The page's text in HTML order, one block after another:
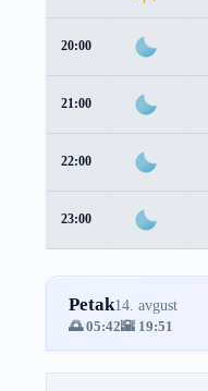
20:00
21:00
22:00
23:00
Petak14. avgust
🌅 05:42🌇 19:51